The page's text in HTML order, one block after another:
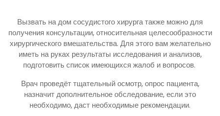
Вызвать на дом сосудистого хирурга также можно для
получения консультации, относительная целесообразности
хирургического вмешательства. Для этого вам желательно
иметь на руках результаты исследования и анализов,
подготовить список имеющихся жалоб и вопросов.
Врач проведёт тщательный осмотр, опрос пациента,
назначит дополнительное обследование, если это
необходимо, даст необходимые рекомендации.